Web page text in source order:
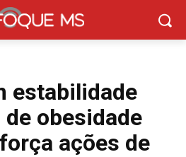
estabilidade
obesidade
ações de